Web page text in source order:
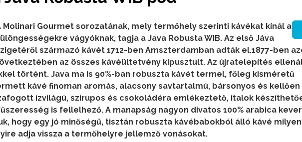
Molinari Gourmet sorozatának, mely termőhely szerinti kávékat kínál a
vágyóknak, tagja a Java Robusta WIB. Az első Jáva
származó kávét 1712-ben Amszterdamban adták el.1877-ben
az összes kávéültetvény kipusztult. Az újratelepítés
történt. Java ma is 90%-ban robuszta kávét termel, főleg kisméretű
kávé finoman aromás, alacsony savtartalmú, bársonyos és kellően
ízvilágú, szirupos és csokoládéra emlékeztető, italok
is fellelhező. A manapság nagyon divatos 100% arabica
hogy egy jó minőségű, tisztán robuszta kávébabokból álló kávé milyen
adja vissza a termőhelyre jellemző vonásokat.